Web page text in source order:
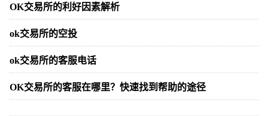
OK交易所的利好因素解析
ok交易所的空投
ok交易所的客服电话
OK交易所的客服在哪里？快速找到帮助的途径